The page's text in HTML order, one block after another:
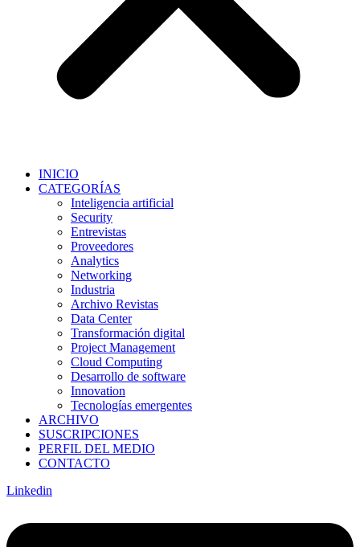
INICIO
CATEGORÍAS
Inteligencia artificial
Security
Entrevistas
Proveedores
Analytics
Networking
Industria
Archivo Revistas
Data Center
Transformación digital
Project Management
Cloud Computing
Desarrollo de software
Innovation
Tecnologías emergentes
ARCHIVO
SUSCRIPCIONES
PERFIL DEL MEDIO
CONTACTO
Linkedin